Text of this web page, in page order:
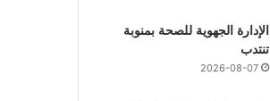
الإدارة الجهوية للصحة بمنوبة
تنتدب
2026-08-07